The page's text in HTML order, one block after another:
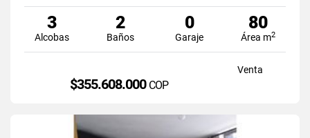
3
Alcobas
2
Baños
0
Garaje
80
Área m2
Venta
$355.608.000 COP